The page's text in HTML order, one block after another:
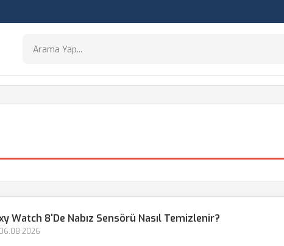
Watch 8'de Nabız Sensörü Nasıl Temizlenir?
06.08.2026